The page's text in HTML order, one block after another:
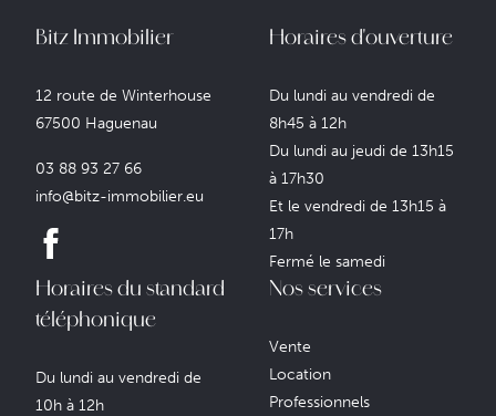
Détails de l'annonce
Bitz Immobilier
12 route de Winterhouse
67500 Haguenau
03 88 93 27 66
info@bitz-immobilier.eu
Horaires d'ouverture
Du lundi au vendredi de
8h45 à 12h
Du lundi au jeudi de 13h15
à 17h30
Et le vendredi de 13h15 à
17h
Fermé le samedi
Horaires du standard
téléphonique
Du lundi au vendredi de
10h à 12h
Nos services
Vente
Location
Professionnels